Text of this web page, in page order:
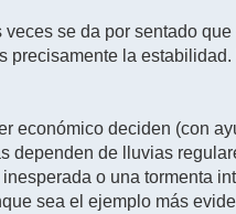
se da por sentado
la
económico deciden (con
dependen de lluvias
o una tormenta
sea el ejemplo más